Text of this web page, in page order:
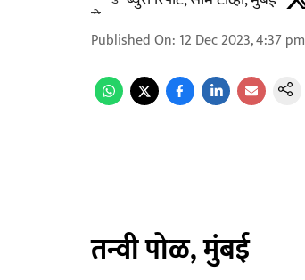
Published On: 12 Dec 2023, 4:37 pm
तन्वी पोळ, मुंबई